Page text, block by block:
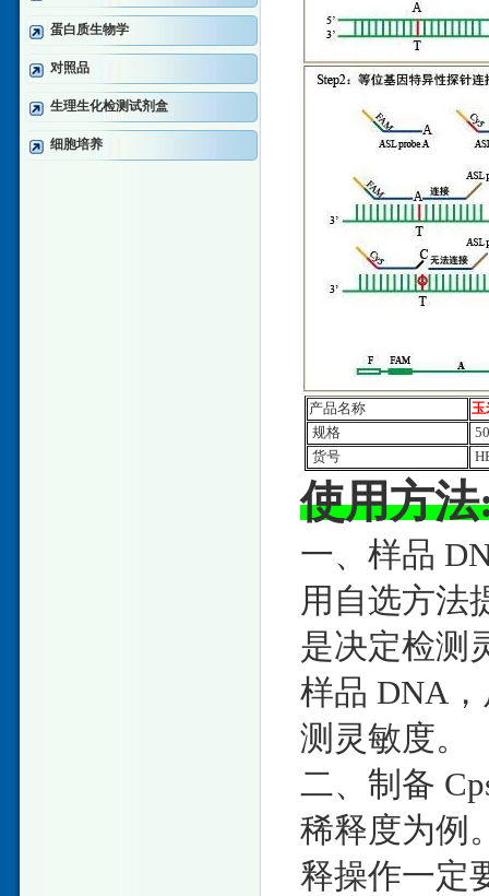
蛋白质生物学
对照品
生理生化检测试剂盒
细胞培养
产品名称
玉
规格
货号
使用方
一、样品
用自选方法
是决定检测
样品 DNA
测灵敏度。
二、制备
稀释度为例
释操作一定